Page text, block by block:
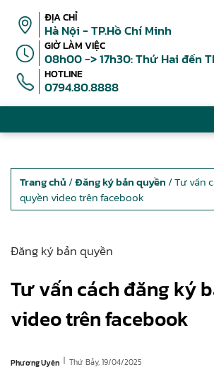
ĐỊA CHỈ
Hà Nội - TP.Hồ Chí Minh
GIỜ LÀM VIỆC
08h00 -> 17h30: Thứ Hai đến
HOTLINE
0794.80.8888
Trang chủ /Đăng ký bản quyền / Tư vấn
quyền video trên facebook
Đăng ký bản quyền
Tư vấn cách đăng ký
video trên facebook
Phương Uyên | Thứ Bảy, 19/04/2025